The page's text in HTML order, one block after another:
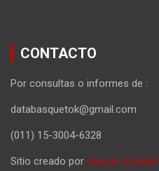
CONTACTO
Por consultas o informes de :
databasquetok@gmail.com
(011) 15-3004-6328
Sitio creado por Gastón Schafer